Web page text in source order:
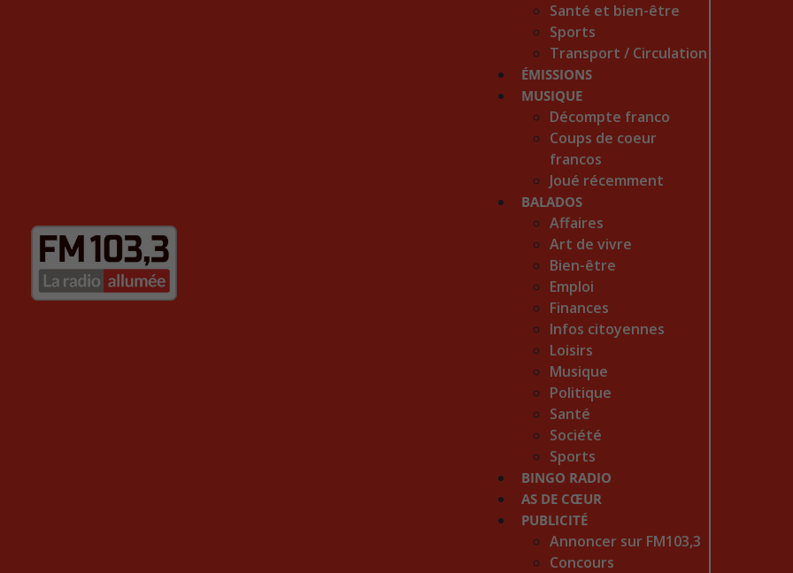
Santé et bien-être
Sports
Transport / Circulation
ÉMISSIONS
MUSIQUE
Décompte franco
Coups de coeur
francos
Joué récemment
BALADOS
Affaires
Art de vivre
Bien-être
Emploi
Finances
Infos citoyennes
Loisirs
Musique
Politique
Santé
Société
Sports
BINGO RADIO
AS DE CŒUR
PUBLICITÉ
Annoncer sur FM103,3
Concours